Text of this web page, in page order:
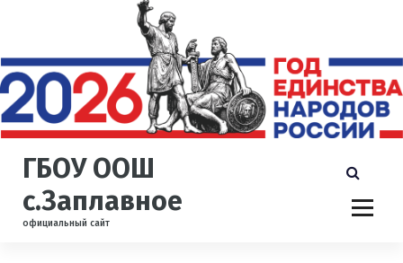
е
й
т
и
ГБОУ ООШ
с.Заплавное
официальный сайт